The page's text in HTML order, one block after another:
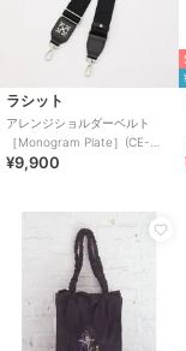
ラシット
アレンジショルダーベルト
［Monogram Plate］(CE-
1811)
¥9,900